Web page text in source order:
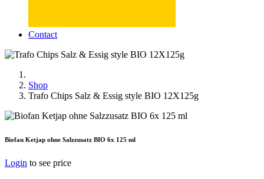
Contact
Shop
Trafo Chips Salz & Essig style BIO 12X125g
Biofan Ketjap ohne Salzzusatz BIO 6x 125 ml
Login to see price